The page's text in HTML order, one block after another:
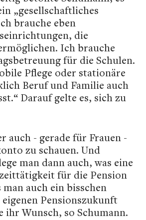
„gesellschaftliches
brauche eben
die
Ich brauche
für die Schulen.
Pflege oder stationäre
Beruf und Familie auch
Darauf gelte es, sich zu
auch - gerade für Frauen -
zu schauen. Und
man dann auch, was eine
für die Pension
man auch ein bisschen
Pensionszukunft
ihr Wunsch, so Schumann.